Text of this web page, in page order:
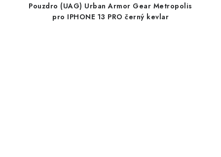
Pouzdro (UAG) Urban Armor Gear Metropolis
pro IPHONE 13 PRO černý kevlar